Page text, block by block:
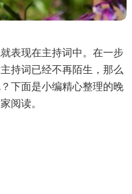
表现在主持词中。在一步
持词已经不再陌生，那么
下面是小编精心整理的晚
阅读。